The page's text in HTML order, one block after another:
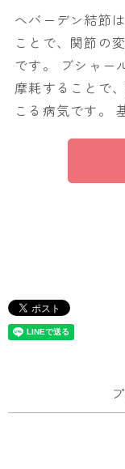
へバーデン結節
ことで、関節の
です。 ブシャー
摩耗することで
こる病気です。